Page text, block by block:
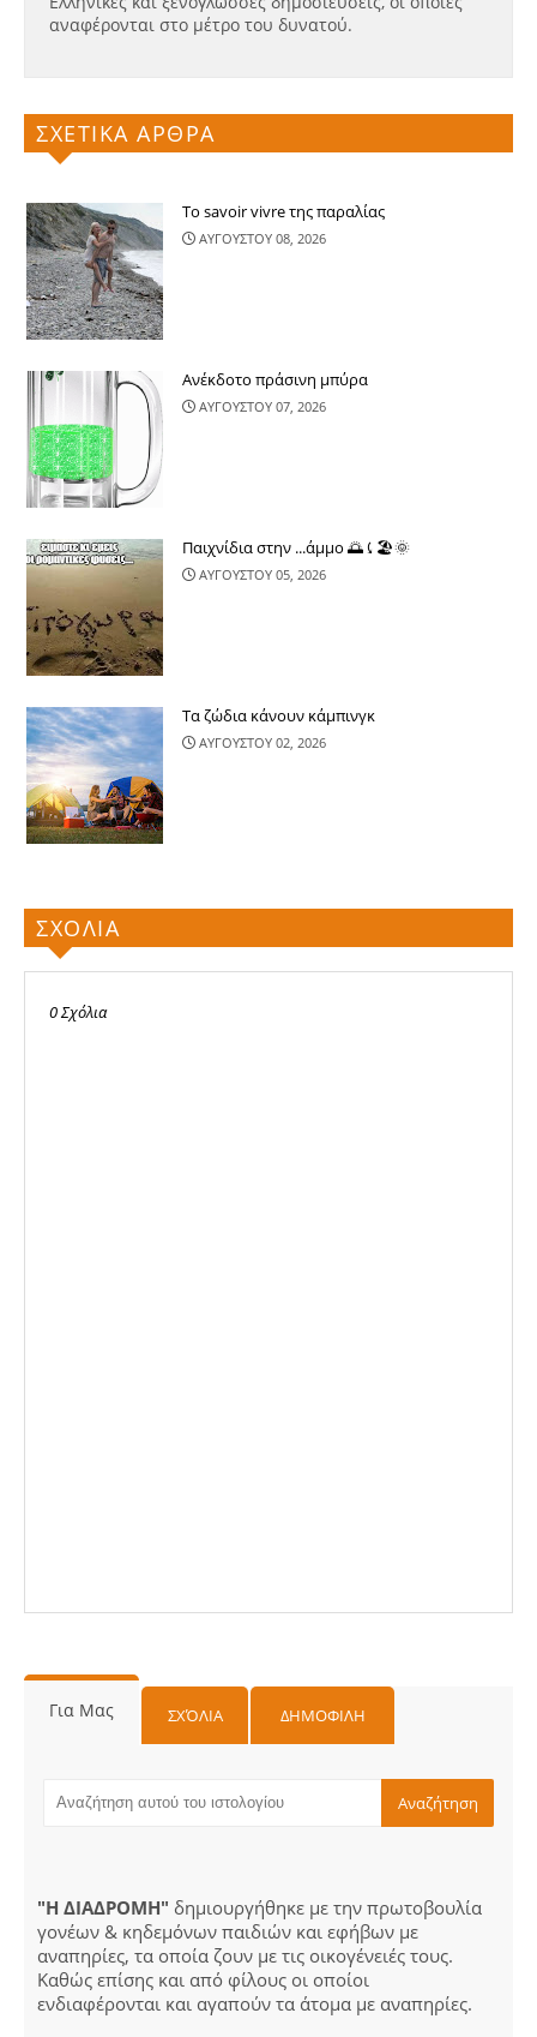
αναφέρονται στο μέτρο του δυνατού.
ΣΧΕΤΙΚΑ ΑΡΘΡΑ
Το savoir vivre της παραλίας
ΑΥΓΟΥΣΤΟΥ 08, 2026
Ανέκδοτο πράσινη μπύρα
ΑΥΓΟΥΣΤΟΥ 07, 2026
Παιχνίδια στην ...άμμο 🌅⤹🏖🌞
ΑΥΓΟΥΣΤΟΥ 05, 2026
Τα ζώδια κάνουν κάμπινγκ
ΑΥΓΟΥΣΤΟΥ 02, 2026
ΣΧΟΛΙΑ
0 Σχόλια
Για Μας ΣΧΌΛΙΑ ΔΗΜΟΦΙΛΗ
"Η ΔΙΑΔΡΟΜΗ" δημιουργήθηκε με την πρωτοβουλία
γονέων & κηδεμόνων παιδιών και εφήβων με
αναπηρίες, τα οποία ζουν με τις οικογένειές τους.
Καθώς επίσης και από φίλους οι οποίοι
ενδιαφέρονται και αγαπούν τα άτομα με αναπηρίες.